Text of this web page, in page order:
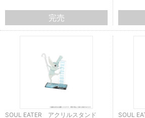
完売
SOUL EATER アクリルスタンド
SOUL